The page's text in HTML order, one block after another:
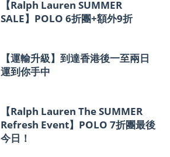
【Ralph Lauren SUMMER
SALE】POLO 6折團+額外9折
【運輸升級】到達香港後一至兩日
運到你手中
【Ralph Lauren The SUMMER
Refresh Event】POLO 7折團最後
今日！